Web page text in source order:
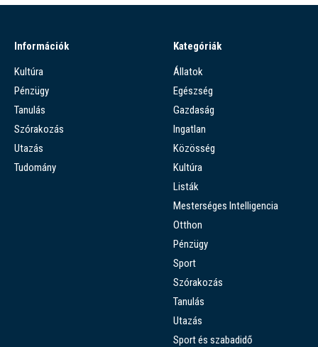
Információk
Kultúra
Pénzügy
Tanulás
Szórakozás
Utazás
Tudomány
Kategóriák
Állatok
Egészség
Gazdaság
Ingatlan
Közösség
Kultúra
Listák
Mesterséges Intelligencia
Otthon
Pénzügy
Sport
Szórakozás
Tanulás
Utazás
Sport és szabadidő